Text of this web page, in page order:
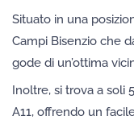
Situato in una
Campi Bisenzio che
gode di un’ottima
Inoltre, si trova a soli
A11, offrendo un